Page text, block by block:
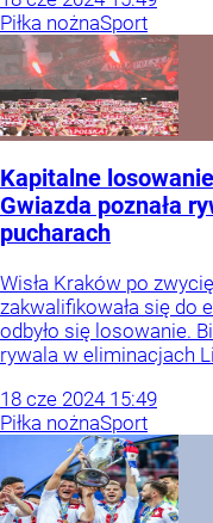
Piłka nożnaSport
Kapitalne
Gwiazda poznała
pucharach
Wisła Kraków po
zakwalifikowała się do
odbyło się losowanie.
rywala w eliminacjach
18 cze 2024 15:49
Piłka nożnaSport